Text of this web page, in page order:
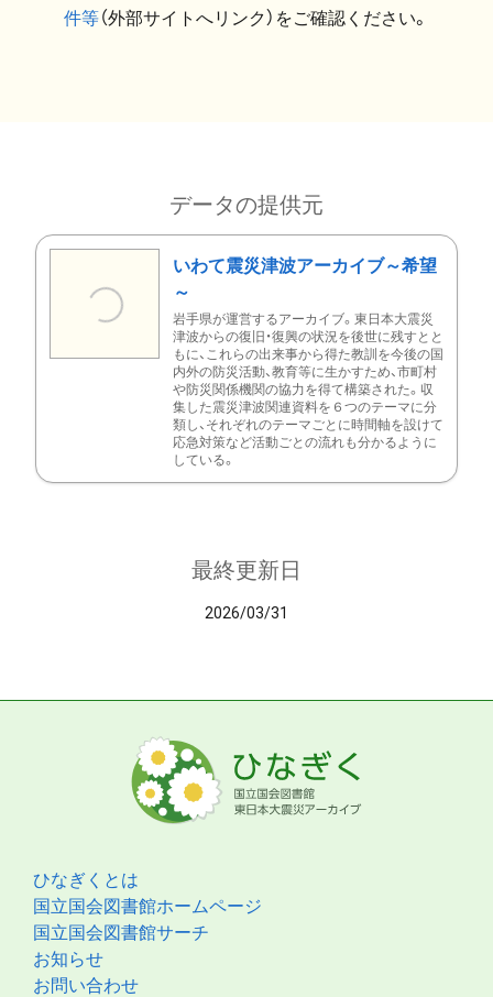
件等（外部サイトへリンク）をご確認ください。
データの提供元
いわて震災津波アーカイブ～希望
～
岩手県が運営するアーカイブ。東日本大震災
津波からの復旧・復興の状況を後世に残すとと
もに、これらの出来事から得た教訓を今後の国
内外の防災活動、教育等に生かすため、市町村
や防災関係機関の協力を得て構築された。収
集した震災津波関連資料を６つのテーマに分
類し、それぞれのテーマごとに時間軸を設けて
応急対策など活動ごとの流れも分かるように
している。
最終更新日
2026/03/31
ひなぎくとは
国立国会図書館ホームページ
国立国会図書館サーチ
お知らせ
お問い合わせ